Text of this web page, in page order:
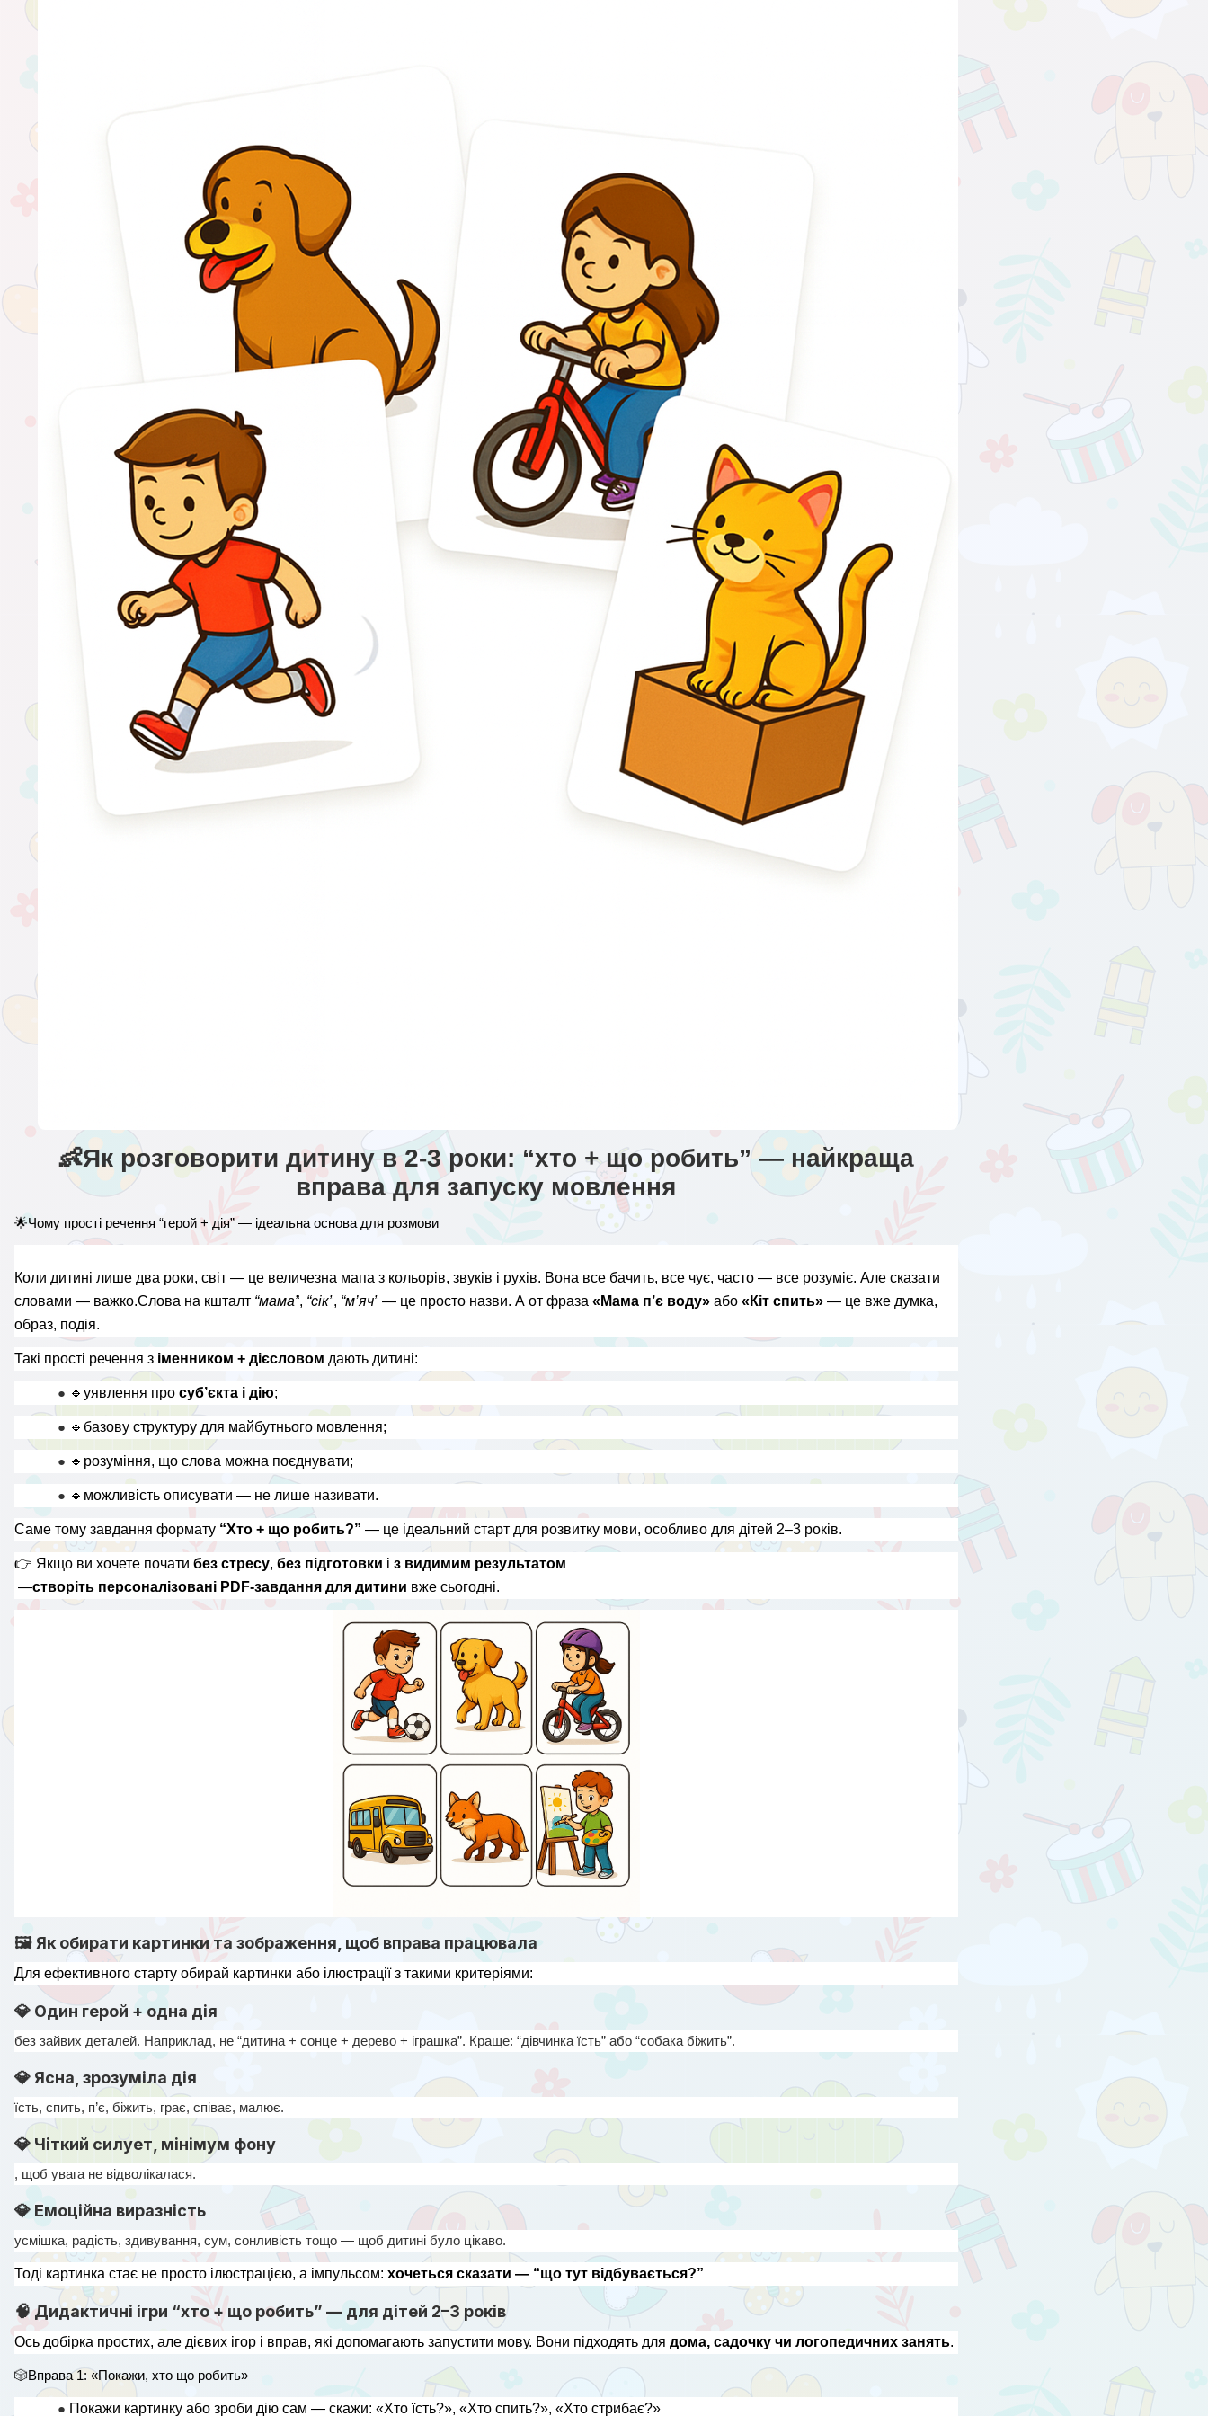
👶Як розговорити дитину в 2-3 роки: “хто + що робить” — найкраща
вправа для запуску мовлення
🌟Чому прості речення “герой + дія” — ідеальна основа для розмови
Коли дитині лише два роки, світ — це величезна мапа з кольорів, звуків і рухів. Вона все бачить, все чує, часто — все розуміє. Але сказати
словами — важко.Слова на кшталт “мама”, “сік”, “м’яч” — це просто назви. А от фраза «Мама п’є воду» або «Кіт спить» — це вже думка,
образ, подія.
Такі прості речення з іменником + дієсловом дають дитині:
● 🔹 уявлення про суб’єкта і дію;
● 🔹 базову структуру для майбутнього мовлення;
● 🔹 розуміння, що слова можна поєднувати;
● 🔹 можливість описувати — не лише називати.
Саме тому завдання формату “Хто + що робить?” — це ідеальний старт для розвитку мови, особливо для дітей 2–3 років.
👉 Якщо ви хочете почати без стресу, без підготовки і з видимим результатом
—створіть персоналізовані PDF-завдання для дитини вже сьогодні.
🖼 Як обирати картинки та зображення, щоб вправа працювала
Для ефективного старту обирай картинки або ілюстрації з такими критеріями:
💎 Один герой + одна дія
без зайвих деталей. Наприклад, не “дитина + сонце + дерево + іграшка”. Краще: “дівчинка їсть” або “собака біжить”.
💎 Ясна, зрозуміла дія
їсть, спить, п’є, біжить, грає, співає, малює.
💎 Чіткий силует, мінімум фону
, щоб увага не відволікалася.
💎 Емоційна виразність
усмішка, радість, здивування, сум, сонливість тощо — щоб дитині було цікаво.
Тоді картинка стає не просто ілюстрацією, а імпульсом: хочеться сказати — “що тут відбувається?”
🧠 Дидактичні ігри “хто + що робить” — для дітей 2–3 років
Ось добірка простих, але дієвих ігор і вправ, які допомагають запустити мову. Вони підходять для дома, садочку чи логопедичних занять.
🎲Вправа 1: «Покажи, хто що робить»
● Покажи картинку або зроби дію сам — скажи: «Хто їсть?», «Хто спить?», «Хто стрибає?»